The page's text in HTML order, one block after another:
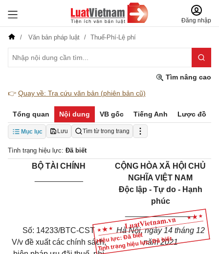
Đăng nhập
Văn bản pháp luật Thuế-Phí-Lệ phí
Tìm nâng cao
👉 Quay về: Tra cứu văn bản (phiên bản cũ)
Tổng quan Nội dung VB gốc Tiếng Anh Lược đồ
Mục lục Lưu Tìm từ trong trang
Tình trạng hiệu lực: Đã biết
Hiệu lực: Đã biết
Tình trạng hiệu lực: Đã biết
BỘ TÀI CHÍNH
CỘNG HÒA XÃ HỘI CHỦ
NGHĨA VIỆT NAM
Độc lập - Tự do - Hạnh
phúc
________________
Số: 14233/BTC-CST
V/v đề xuất các chính sách,
Hà Nội, ngày 14 tháng 12
năm 2021